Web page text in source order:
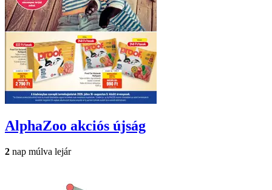
AlphaZoo akciós újság
2 nap múlva lejár